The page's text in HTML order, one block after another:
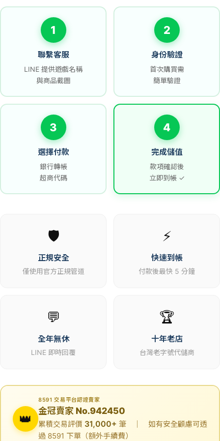
1
聯繫客服
LINE 提供遊戲名稱
與商品截圖
2
身份驗證
首次購買需
簡單驗證
3
選擇付款
銀行轉帳
超商代碼
4
完成儲值
款項確認後
立即到帳 ✓
🛡️
正規安全
僅使用官方正規管道
⚡
快速到帳
付款後最快 5 分鐘
💬
全年無休
LINE 即時回覆
🏆
十年老店
台灣老字號代儲商
👑
8591 交易平台認證賣家
金冠賣家 No.942450
累積交易評價 31,000+ 筆 ｜ 如有安全顧慮可透
過 8591 下單（額外手續費）